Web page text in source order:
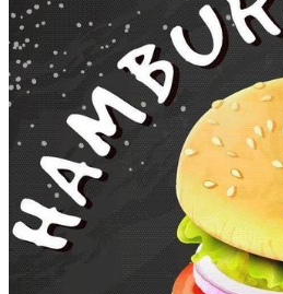
Événements Éditoriaux